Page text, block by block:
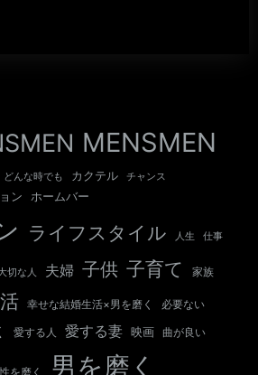
MENSMEN
どんな時でも カクテル チャンス
ン ホームバー
ライフスタイル 人生 仕事
切な人 夫婦 子供 子育て 家族
幸せな結婚生活×男を磨く 必要ない
愛する人 愛する妻 映画 曲が良い
を磨く 男を磨く